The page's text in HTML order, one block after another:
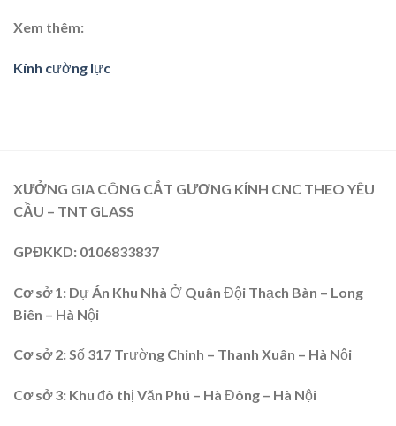
Xem thêm:
Kính cường lực
XƯỞNG GIA CÔNG CẮT GƯƠNG KÍNH CNC THEO YÊU
CẦU – TNT GLASS
GPĐKKD: 0106833837
Cơ sở 1: Dự Án Khu Nhà Ở Quân Đội Thạch Bàn – Long
Biên – Hà Nội
Cơ sở 2: Số 317 Trường Chinh – Thanh Xuân – Hà Nội
Cơ sở 3: Khu đô thị Văn Phú – Hà Đông – Hà Nội